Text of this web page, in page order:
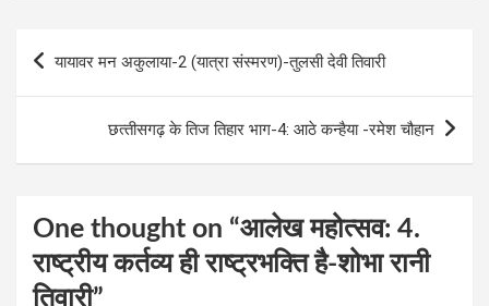
o
n
g
er
A
p
navigation
यायावर मन अकुलाया-2 (यात्रा संस्‍मरण)-तुलसी देवी तिवारी
छत्‍तीसगढ़ के तिज तिहार भाग-4: आठे कन्‍हैया -रमेश चौहान
One thought on “आलेख महोत्‍सव: 4.
राष्ट्रीय कर्तव्य ही राष्ट्रभक्ति है-शोभा रानी
तिवारी”